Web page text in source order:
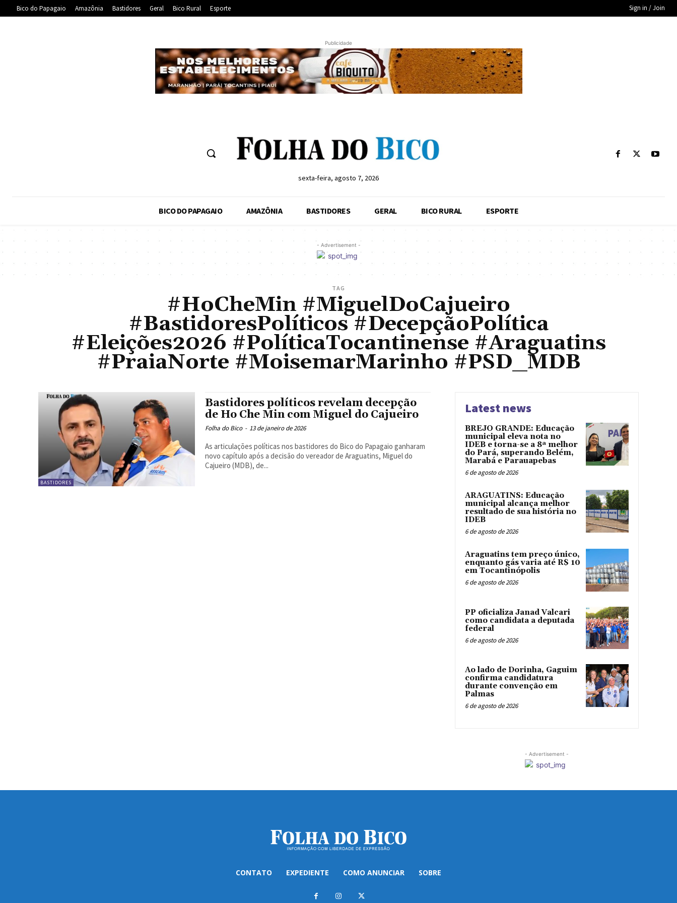
Bico do Papagaio Amazônia Bastidores Geral Bico Rural Esporte Sign in / Join
Publicidade
sexta-feira, agosto 7, 2026
BICO DO PAPAGAIO AMAZÔNIA BASTIDORES GERAL BICO RURAL ESPORTE
- Advertisement -
TAG
#HoCheMin #MiguelDoCajueiro
#BastidoresPolíticos #DecepçãoPolítica
#Eleições2026 #PolíticaTocantinense #Araguatins
#PraiaNorte #MoisemarMarinho #PSD_MDB
BASTIDORES
Bastidores políticos revelam decepção
de Ho Che Min com Miguel do Cajueiro
Folha do Bico - 13 de janeiro de 2026
As articulações políticas nos bastidores do Bico do Papagaio ganharam
novo capítulo após a decisão do vereador de Araguatins, Miguel do
Cajueiro (MDB), de...
Latest news
BREJO GRANDE: Educação
municipal eleva nota no
IDEB e torna-se a 8ª melhor
do Pará, superando Belém,
Marabá e Parauapebas
6 de agosto de 2026
ARAGUATINS: Educação
municipal alcança melhor
resultado de sua história no
IDEB
6 de agosto de 2026
Araguatins tem preço único,
enquanto gás varia até R$ 10
em Tocantinópolis
6 de agosto de 2026
PP oficializa Janad Valcari
como candidata a deputada
federal
6 de agosto de 2026
Ao lado de Dorinha, Gaguim
confirma candidatura
durante convenção em
Palmas
6 de agosto de 2026
- Advertisement -
CONTATO EXPEDIENTE COMO ANUNCIAR SOBRE